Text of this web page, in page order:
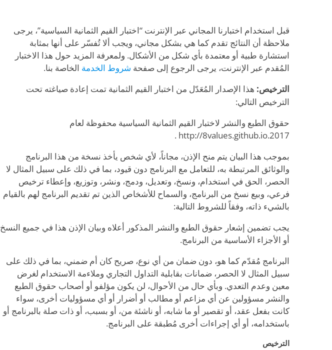
قبل استخدام اختبارنا المجاني عبر الإنترنت “اختبار القيم الثمانية السياسية”، يرجى
ملاحظة أن النتائج تقدم كما هي بشكل مجاني، ويجب ألا تُفسّر على أنها بمثابة
استشارة طبية أو معتمدة بأي شكل من الأشكال. ولمعرفة المزيد حول هذا الاختبار
المُقدم عبر الإنترنت، يرجى الرجوع إلى صفحة شروط الخدمة الخاصة بنا.
الترخيص: هذا الإصدار المُعَدّل من اختبار القيم الثمانية تمت إعادة صياغته تحت
الترخيص التالي:
حقوق الطبع والنشر لاختبار القيم الثمانية السياسية محفوظة لعام
2017.http://8values.github.io .
بموجب هذا البيان يتم منح الإذن، مجاناً، لأي شخص يأخذ نسخة من هذا البرنامج
والوثائق المرتبطة به، للتعامل مع البرنامج دون قيود، بما في ذلك على سبيل المثال لا
الحصر، الحق في استخدام، ونسخ، وتعديل، ودمج، ونشر، وتوزيع، وإعطاء ترخيص
فرعي، وبيع نسخ من البرنامج، والسماح للأشخاص الذين تم تقديم البرنامج لهم بالقيام
بالشيء ذاته، وفقاً للشروط التالية:
يجب تضمين إشعار حقوق الطبع والنشر المذكور أعلاه وبيان الإذن هذا في جميع النسخ
أو الأجزاء الأساسية من البرنامج.
البرنامج مُقدّم كما هو، دون ضمان من أي نوع، صريح كان أم ضمني، بما في ذلك على
سبيل المثال لا الحصر، ضمانات بقابلية التداول التجاري وملاءمة الاستخدام لغرض
معين وعدم التعدي. وبأي حال من الأحوال، لن يكون مؤلفو أو أصحاب حقوق الطبع
والنشر مسؤولين عن أي مزاعم أو مطالب أو أضرار أو أي مسؤوليات أخرى، سواء
كانت بفعل عقد، أو تقصير أو ما شابه، أو ناشئة من، أو بسبب، أو ذات صلة بالبرنامج أو
باستخدامه، أو أي إجراءات أخرى مُطبقة على البرنامج.
الترخيص